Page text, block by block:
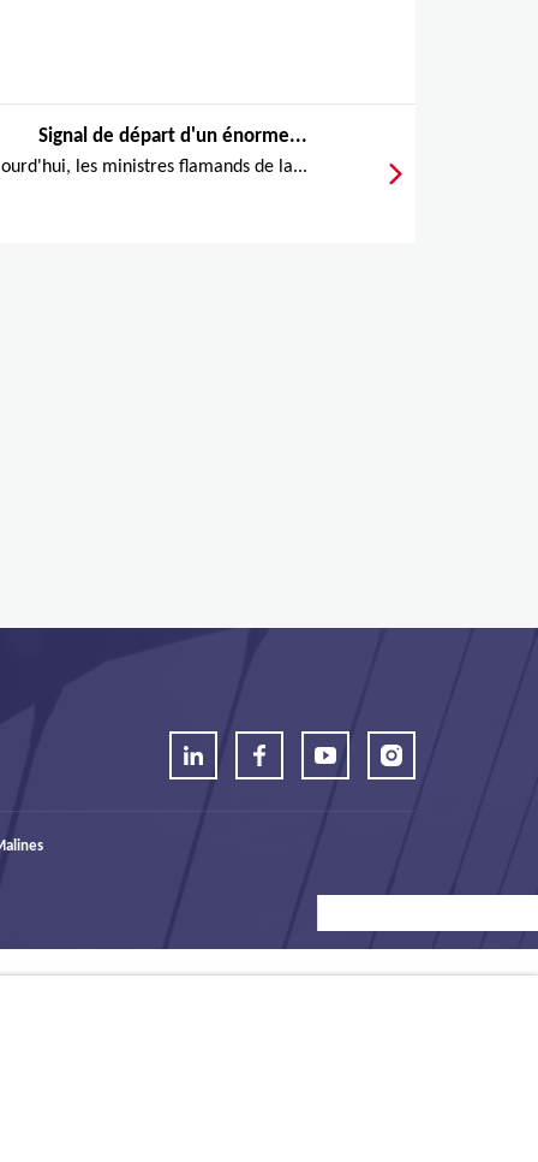
Signal de départ d'un énorme...
les ministres flamands de la...